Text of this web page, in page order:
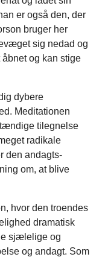
er også den, der
bruger her
sig nedad og
og kan stige
dybere
Meditationen
tilegnelse
radikale
den andagts-
om, at blive
hvor den troendes
dramatisk
sjælelige og
og andagt. Som